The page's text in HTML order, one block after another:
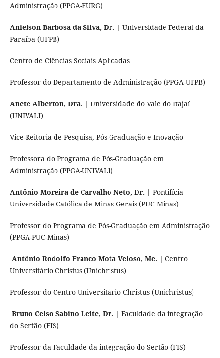
Administração (PPGA-FURG)
Anielson Barbosa da Silva, Dr. | Universidade Federal da
Paraíba (UFPB)
Centro de Ciências Sociais Aplicadas
Professor do Departamento de Administração (PPGA-UFPB)
Anete Alberton, Dra. | Universidade do Vale do Itajaí
(UNIVALI)
Vice-Reitoria de Pesquisa, Pós-Graduação e Inovação
Professora do Programa de Pós-Graduação em
Administração (PPGA-UNIVALI)
Antônio Moreira de Carvalho Neto, Dr. | Pontifícia
Universidade Católica de Minas Gerais (PUC-Minas)
Professor do Programa de Pós-Graduação em Administração
(PPGA-PUC-Minas)
Antônio Rodolfo Franco Mota Veloso, Me. | Centro
Universitário Christus (Unichristus)
Professor do Centro Universitário Christus (Unichristus)
Bruno Celso Sabino Leite, Dr. | Faculdade da integração
do Sertão (FIS)
Professor da Faculdade da integração do Sertão (FIS)